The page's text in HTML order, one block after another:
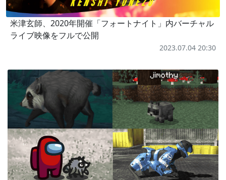
米津玄師、2020年開催「フォートナイト」内バーチャル
ライブ映像をフルで公開
2023.07.04 20:30